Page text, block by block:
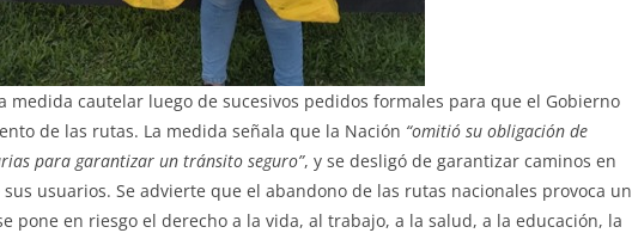
medida cautelar luego de sucesivos pedidos formales para que el Gobierno
de las rutas. La medida señala que la Nación “omitió su obligación de
para garantizar un tránsito seguro”, y se desligó de garantizar caminos en
usuarios. Se advierte que el abandono de las rutas nacionales provoca un
pone en riesgo el derecho a la vida, al trabajo, a la salud, a la educación, la